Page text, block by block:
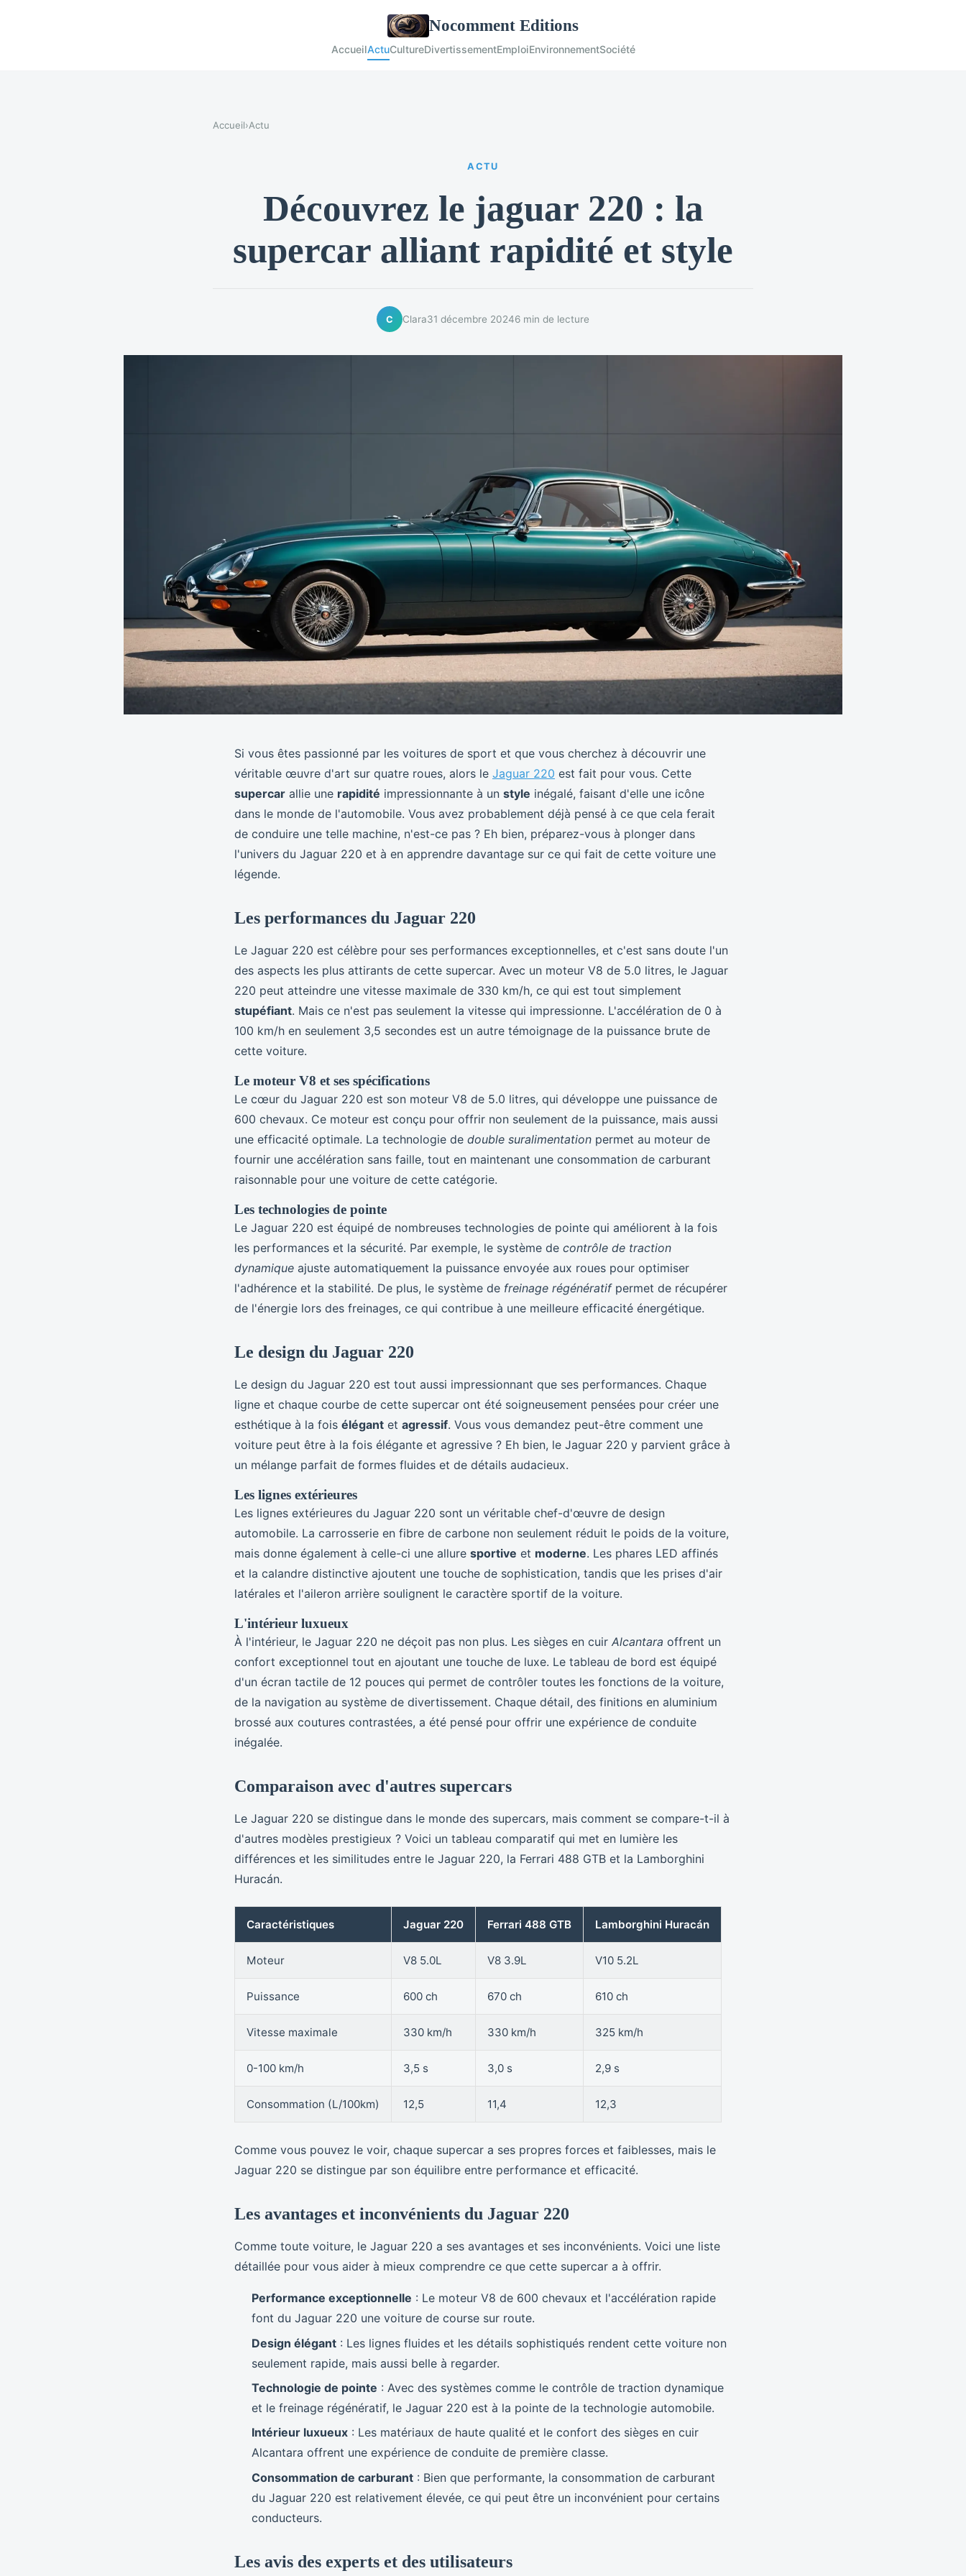
Nocomment Editions
AccueilActuCultureDivertissementEmploiEnvironnementSociété
Accueil›Actu
ACTU
Découvrez le jaguar 220 : la
supercar alliant rapidité et style
C Clara31 décembre 20246 min de lecture
Si vous êtes passionné par les voitures de sport et que vous cherchez à découvrir une
véritable œuvre d'art sur quatre roues, alors le Jaguar 220 est fait pour vous. Cette
supercar allie une rapidité impressionnante à un style inégalé, faisant d'elle une icône
dans le monde de l'automobile. Vous avez probablement déjà pensé à ce que cela ferait
de conduire une telle machine, n'est-ce pas ? Eh bien, préparez-vous à plonger dans
l'univers du Jaguar 220 et à en apprendre davantage sur ce qui fait de cette voiture une
légende.
Les performances du Jaguar 220
Le Jaguar 220 est célèbre pour ses performances exceptionnelles, et c'est sans doute l'un
des aspects les plus attirants de cette supercar. Avec un moteur V8 de 5.0 litres, le Jaguar
220 peut atteindre une vitesse maximale de 330 km/h, ce qui est tout simplement
stupéfiant. Mais ce n'est pas seulement la vitesse qui impressionne. L'accélération de 0 à
100 km/h en seulement 3,5 secondes est un autre témoignage de la puissance brute de
cette voiture.
Le moteur V8 et ses spécifications
Le cœur du Jaguar 220 est son moteur V8 de 5.0 litres, qui développe une puissance de
600 chevaux. Ce moteur est conçu pour offrir non seulement de la puissance, mais aussi
une efficacité optimale. La technologie de double suralimentation permet au moteur de
fournir une accélération sans faille, tout en maintenant une consommation de carburant
raisonnable pour une voiture de cette catégorie.
Les technologies de pointe
Le Jaguar 220 est équipé de nombreuses technologies de pointe qui améliorent à la fois
les performances et la sécurité. Par exemple, le système de contrôle de traction
dynamique ajuste automatiquement la puissance envoyée aux roues pour optimiser
l'adhérence et la stabilité. De plus, le système de freinage régénératifpermet de récupérer
de l'énergie lors des freinages, ce qui contribue à une meilleure efficacité énergétique.
Le design du Jaguar 220
Le design du Jaguar 220 est tout aussi impressionnant que ses performances. Chaque
ligne et chaque courbe de cette supercar ont été soigneusement pensées pour créer une
esthétique à la fois élégant et agressif. Vous vous demandez peut-être comment une
voiture peut être à la fois élégante et agressive ? Eh bien, le Jaguar 220 y parvient grâce à
un mélange parfait de formes fluides et de détails audacieux.
Les lignes extérieures
Les lignes extérieures du Jaguar 220 sont un véritable chef-d'œuvre de design
automobile. La carrosserie en fibre de carbone non seulement réduit le poids de la voiture,
mais donne également à celle-ci une allure sportive et moderne. Les phares LED affinés
et la calandre distinctive ajoutent une touche de sophistication, tandis que les prises d'air
latérales et l'aileron arrière soulignent le caractère sportif de la voiture.
L'intérieur luxueux
À l'intérieur, le Jaguar 220 ne déçoit pas non plus. Les sièges en cuir Alcantara offrent un
confort exceptionnel tout en ajoutant une touche de luxe. Le tableau de bord est équipé
d'un écran tactile de 12 pouces qui permet de contrôler toutes les fonctions de la voiture,
de la navigation au système de divertissement. Chaque détail, des finitions en aluminium
brossé aux coutures contrastées, a été pensé pour offrir une expérience de conduite
inégalée.
Comparaison avec d'autres supercars
Le Jaguar 220 se distingue dans le monde des supercars, mais comment se compare-t-il à
d'autres modèles prestigieux ? Voici un tableau comparatif qui met en lumière les
différences et les similitudes entre le Jaguar 220, la Ferrari 488 GTB et la Lamborghini
Huracán.
Caractéristiques Jaguar 220 Ferrari 488 GTB Lamborghini Huracán
Moteur V8 5.0L V8 3.9L V10 5.2L
Puissance 600 ch 670 ch 610 ch
Vitesse maximale 330 km/h 330 km/h 325 km/h
0-100 km/h 3,5 s 3,0 s 2,9 s
Consommation (L/100km) 12,5 11,4 12,3
Comme vous pouvez le voir, chaque supercar a ses propres forces et faiblesses, mais le
Jaguar 220 se distingue par son équilibre entre performance et efficacité.
Les avantages et inconvénients du Jaguar 220
Comme toute voiture, le Jaguar 220 a ses avantages et ses inconvénients. Voici une liste
détaillée pour vous aider à mieux comprendre ce que cette supercar a à offrir.
Performance exceptionnelle : Le moteur V8 de 600 chevaux et l'accélération rapide
font du Jaguar 220 une voiture de course sur route.
Design élégant : Les lignes fluides et les détails sophistiqués rendent cette voiture non
seulement rapide, mais aussi belle à regarder.
Technologie de pointe : Avec des systèmes comme le contrôle de traction dynamique
et le freinage régénératif, le Jaguar 220 est à la pointe de la technologie automobile.
Intérieur luxueux : Les matériaux de haute qualité et le confort des sièges en cuir
Alcantara offrent une expérience de conduite de première classe.
Consommation de carburant : Bien que performante, la consommation de carburant
du Jaguar 220 est relativement élevée, ce qui peut être un inconvénient pour certains
conducteurs.
Les avis des experts et des utilisateurs